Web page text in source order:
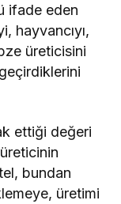
ifade eden
hayvancıyı,
üreticisini
ettiği değeri
bundan
üretimi